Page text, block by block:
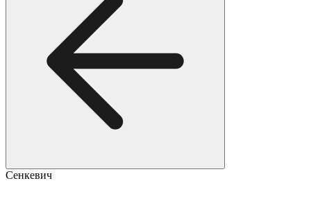
Сенкевич